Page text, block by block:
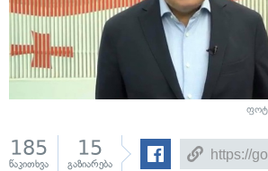
185
წაკითხვა
15
გაზიარება